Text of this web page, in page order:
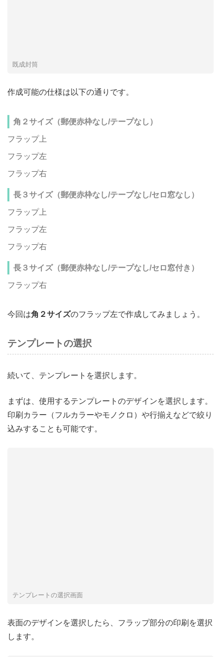
既成封筒
作成可能の仕様は以下の通りです。
角２サイズ（郵便赤枠なし/テープなし）
フラップ上
フラップ左
フラップ右
長３サイズ（郵便赤枠なし/テープなし/セロ窓なし）
フラップ上
フラップ左
フラップ右
長３サイズ（郵便赤枠なし/テープなし/セロ窓付き）
フラップ右
今回は角２サイズのフラップ左で作成してみましょう。
テンプレートの選択
続いて、テンプレートを選択します。
まずは、使用するテンプレートのデザインを選択します。
印刷カラー（フルカラーやモノクロ）や行揃えなどで絞り
込みすることも可能です。
テンプレートの選択画面
表面のデザインを選択したら、フラップ部分の印刷を選択
します。